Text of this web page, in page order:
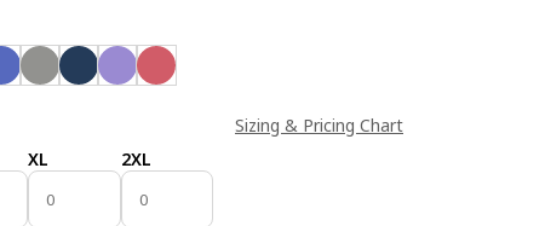
Sizing & Pricing Chart
XL 2XL